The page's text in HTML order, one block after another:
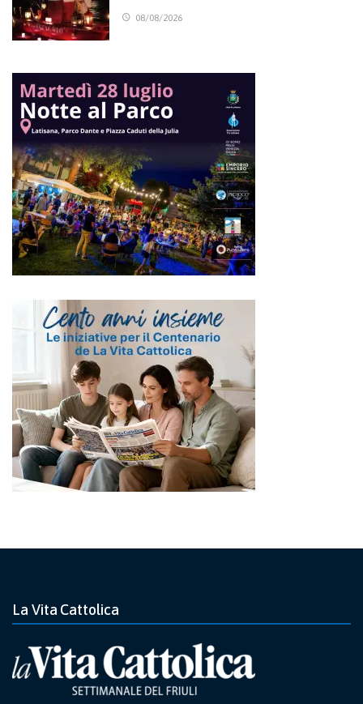
08/08/2026
La Vita Cattolica